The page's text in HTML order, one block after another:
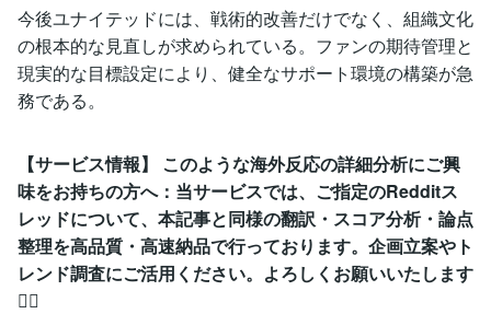
今後ユナイテッドには、戦術的改善だけでなく、組織文化
の根本的な見直しが求められている。ファンの期待管理と
現実的な目標設定により、健全なサポート環境の構築が急
務である。
【サービス情報】 このような海外反応の詳細分析にご興
味をお持ちの方へ：当サービスでは、ご指定のRedditス
レッドについて、本記事と同様の翻訳・スコア分析・論点
整理を高品質・高速納品で行っております。企画立案やト
レンド調査にご活用ください。よろしくお願いいたします
🙇‍♂️